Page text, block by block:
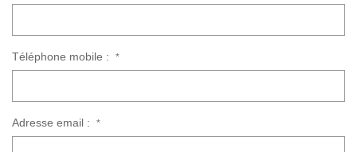
Téléphone mobile : *
Adresse email : *